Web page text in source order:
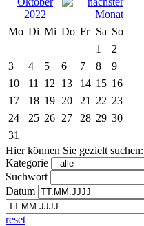
2022
Mo Di Mi Do Fr Sa So
1
2
3
4 5 6 7 8
9
10
11 12 13 14 15 16
17
18 19 20 21 22 23
24
25 26 27 28 29 30
31
Hier können Sie gezielt suchen:
Kategorie
Suchwort
Datum
reset